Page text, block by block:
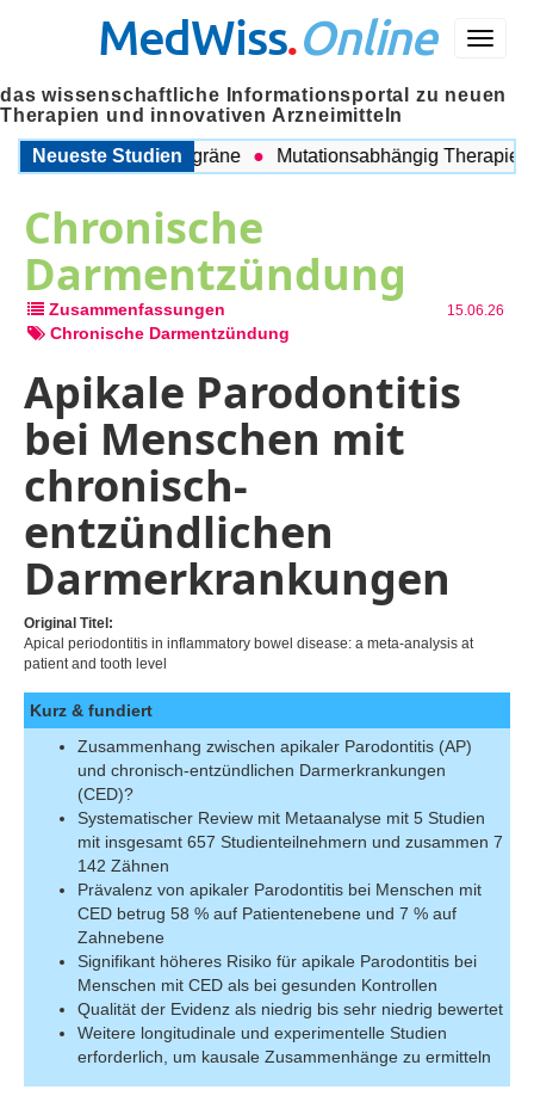
Menü
MedWiss.Online
das wissenschaftliche Informationsportal zu neuen
Therapien und innovativen Arzneimitteln
Neueste Studien
COPD und Migräne Mutationsabhängig Therapie
Chronische
Darmentzündung
Zusammenfassungen 15.06.26
Chronische Darmentzündung
Apikale Parodontitis
bei Menschen mit
chronisch-
entzündlichen
Darmerkrankungen
Original Titel:
Apical periodontitis in inflammatory bowel disease: a meta-analysis at
patient and tooth level
Kurz & fundiert
Zusammenhang zwischen apikaler Parodontitis (AP)
und chronisch-entzündlichen Darmerkrankungen
(CED)?
Systematischer Review mit Metaanalyse mit 5 Studien
mit insgesamt 657 Studienteilnehmern und zusammen 7
142 Zähnen
Prävalenz von apikaler Parodontitis bei Menschen mit
CED betrug 58 % auf Patientenebene und 7 % auf
Zahnebene
Signifikant höheres Risiko für apikale Parodontitis bei
Menschen mit CED als bei gesunden Kontrollen
Qualität der Evidenz als niedrig bis sehr niedrig bewertet
Weitere longitudinale und experimentelle Studien
erforderlich, um kausale Zusammenhänge zu ermitteln